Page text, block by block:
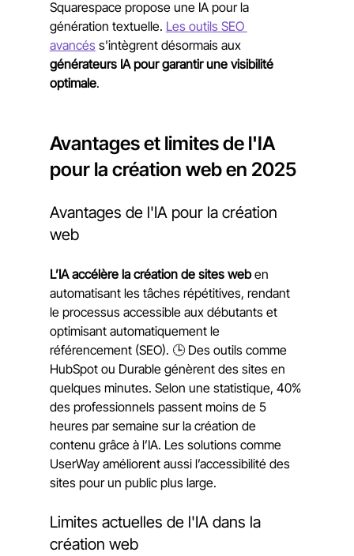
Squarespace propose une IA pour la
génération textuelle. Les outils SEO
avancés s'intègrent désormais aux
générateurs IA pour garantir une visibilité
optimale.
Avantages et limites de l'IA
pour la création web en 2025
Avantages de l'IA pour la création
web
L’IA accélère la création de sites web en
automatisant les tâches répétitives, rendant
le processus accessible aux débutants et
optimisant automatiquement le
référencement (SEO). 🕒 Des outils comme
HubSpot ou Durable génèrent des sites en
quelques minutes. Selon une statistique, 40%
des professionnels passent moins de 5
heures par semaine sur la création de
contenu grâce à l’IA. Les solutions comme
UserWay améliorent aussi l’accessibilité des
sites pour un public plus large.
Limites actuelles de l'IA dans la
création web